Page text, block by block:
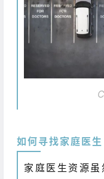
如何寻找家庭医生
家庭医生资源